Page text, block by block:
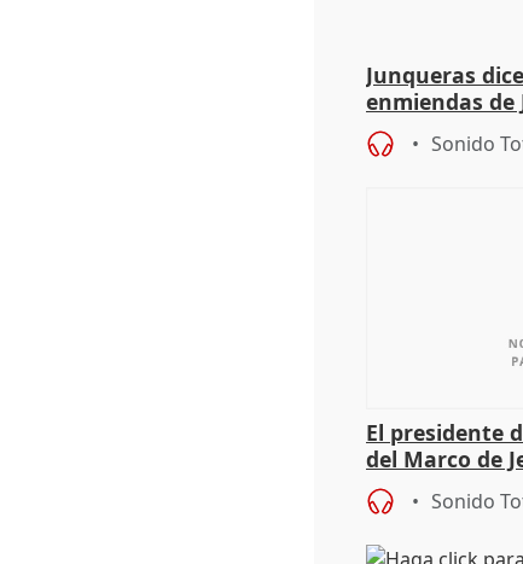
Junqueras
enmiendas
en el trámite
Sonido
El presidente
del Marco de
sobre
Sonido